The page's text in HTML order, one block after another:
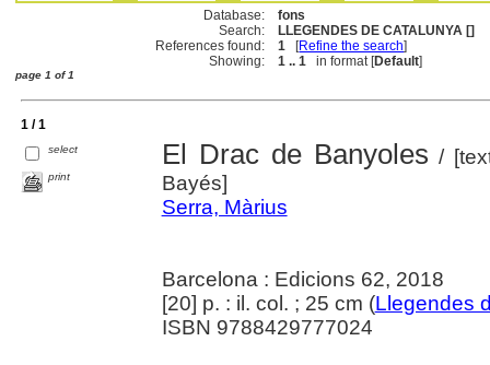
Database:
fons
Search:
LLEGENDES DE CATALUNYA []
References found:
1 [Refine the search]
Showing:
1 .. 1 in format [Default]
page 1 of 1
1 / 1
select
print
El Drac de Banyoles /
Bayés]
Serra, Màrius
Barcelona : Edicions 62, 2018
[20] p. : il. col. ; 25 cm (Llegendes
ISBN 9788429777024